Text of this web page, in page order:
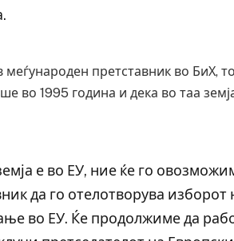
претставник во БиХ,
во 1995 година и дека во таа
е во ЕУ, ние ќе го
да го отелотворува изборот
во ЕУ. Ќе продолжиме да